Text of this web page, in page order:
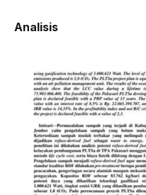
Analisis